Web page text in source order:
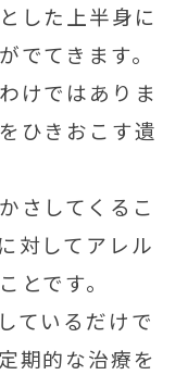
した上半身に
でてきます。
けではありま
ひきおこす遺
さしてくるこ
対してアレル
とです。
ているだけで
期的な治療を